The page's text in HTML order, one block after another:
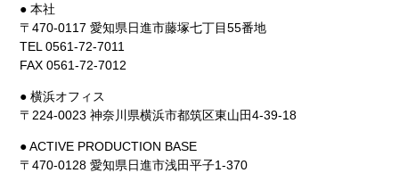
● 本社
〒470-0117 愛知県日進市藤塚七丁目55番地
TEL 0561-72-7011
FAX 0561-72-7012
● 横浜オフィス
〒224-0023 神奈川県横浜市都筑区東山田4-39-18
● ACTIVE PRODUCTION BASE
〒470-0128 愛知県日進市浅田平子1-370